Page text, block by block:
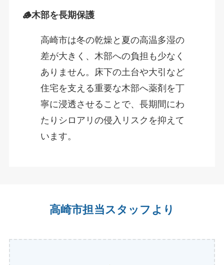
🪵木部を長期保護
高崎市は冬の乾燥と夏の高温多湿の
差が大きく、木部への負担も少なく
ありません。床下の土台や大引など
住宅を支える重要な木部へ薬剤を丁
寧に浸透させることで、長期間にわ
たりシロアリの侵入リスクを抑えて
います。
高崎市担当スタッフより